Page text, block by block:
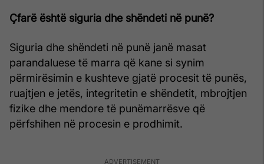
Çfarë është siguria dhe shëndeti në punë?
Siguria dhe shëndeti në punë janë masat
parandaluese të marra që kane si synim
përmirësimin e kushteve gjatë procesit të punës,
ruajtjen e jetës, integritetin e shëndetit, mbrojtjen
fizike dhe mendore të punëmarrësve që
përfshihen në procesin e prodhimit.